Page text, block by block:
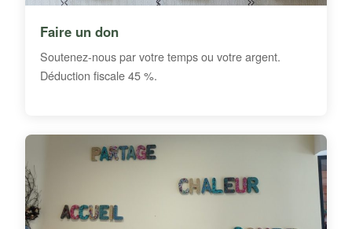
Faire un don
Soutenez-nous par votre temps ou votre argent.
Déduction fiscale 45 %.